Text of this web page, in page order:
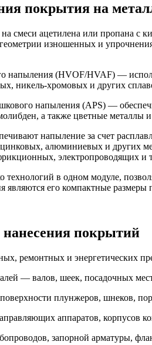
покрытия на
смеси ацетилена или пропана с
изношенных и
напыления (HVOF/HVAF) —
никель-хромовых и других
напыления (APS) —
а также цветные металлы
напыление за счет
алюминиевых и других
электропроводящих и
в одном модуле,
являются его компактные
нанесения покрытий
ремонтных и энергетических
— валов, шеек, посадочных
плунжеров, шнеков,
аппаратов, корпусов
запорной арматуры,